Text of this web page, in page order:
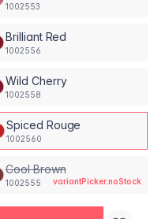
1002553
Brilliant Red
1002556
Wild Cherry
1002558
Spiced Rouge
1002560
Cool Brown
1002555 variantPicker.noStock